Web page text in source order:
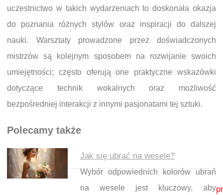
uczestnictwo w takich wydarzeniach to doskonała okazja
do poznania różnych stylów oraz inspiracji do dalszej
nauki. Warsztaty prowadzone przez doświadczonych
mistrzów są kolejnym sposobem na rozwijanie swoich
umiejętności; często oferują one praktyczne wskazówki
dotyczące technik wokalnych oraz możliwość
bezpośredniej interakcji z innymi pasjonatami tej sztuki.
Polecamy także
Jak się ubrać na wesele?
Wybór odpowiednich kolorów ubrań
na wesele jest kluczowy, aby
Nawigacja wpisu